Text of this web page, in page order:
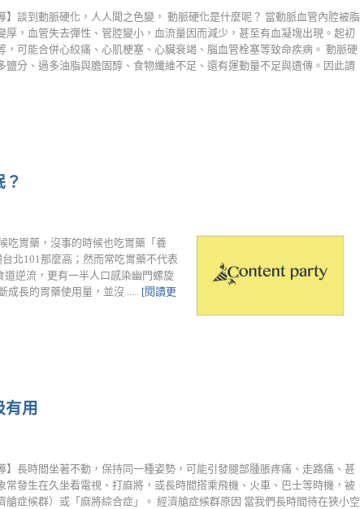
】談到動脈硬化，人人聞之色變， 動脈硬化是什麼呢？ 當動脈血管內腔被脂
厚，血管失去彈性、管腔變小，血流量因而減少，甚至有血凝塊出現。起初
，可能合併心絞痛、心肌梗塞、心臟衰竭、腦血管栓塞等致命疾病。 動脈硬
鹽分、過多油脂與膽固醇、食物纖維不足、還有運動量不足與遺傳。因此調
吃胃藥，沒事的時候也吃胃藥「養
北101那麼高；然而常吃胃藥不代表
逆流，更有一半人口感染幽門螺旋
成長的胃藥使用量，並沒...... [閱讀更
用
】長時間坐著不動，保持同一種姿勢，可能引發腿部腫脹疼痛、走路痛、甚
常發生在久坐看電視、打麻將，或長時間搭乘飛機、火車、巴士等時機，被
艙症候群）或「麻將綜合症」。 經濟艙症候群原因 當我們長時間待在狹小空